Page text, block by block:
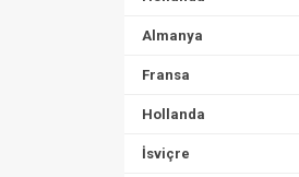
Almanya
Fransa
Hollanda
İsviçre